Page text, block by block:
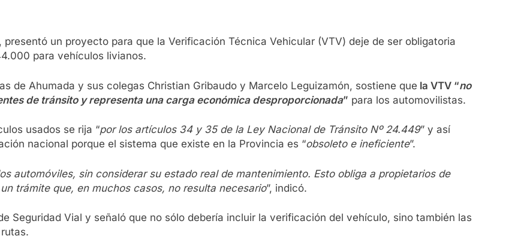
un proyecto para que la Verificación Técnica Vehicular (VTV) deje de ser obligatoria
para vehículos livianos.
de Ahumada y sus colegas Christian Gribaudo y Marcelo Leguizamón, sostiene que la VTV “no
de tránsito y representa una carga económica desproporcionada” para los automovilistas.
usados se rija “por los artículos 34 y 35 de la Ley Nacional de Tránsito Nº 24.449” y así
nacional porque el sistema que existe en la Provincia es “obsoleto e ineficiente”.
automóviles, sin considerar su estado real de mantenimiento. Esto obliga a propietarios de
trámite que, en muchos casos, no resulta necesario”, indicó.
Seguridad Vial y señaló que no sólo debería incluir la verificación del vehículo, sino también las